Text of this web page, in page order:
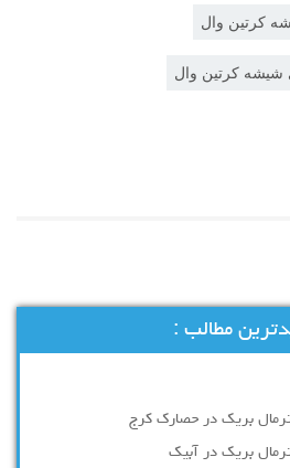
کرتین وال
شیشه کرتین وال
مطالب :
ترمال بریک در حصارک کرج
ترمال بریک در آبیک